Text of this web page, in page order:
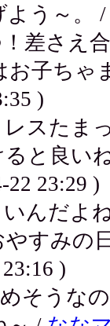
よう～。
差さえ
お子ちゃ
)
スたま
ると良い
22 23:29 )
んだよ
やすみの
)
そうな